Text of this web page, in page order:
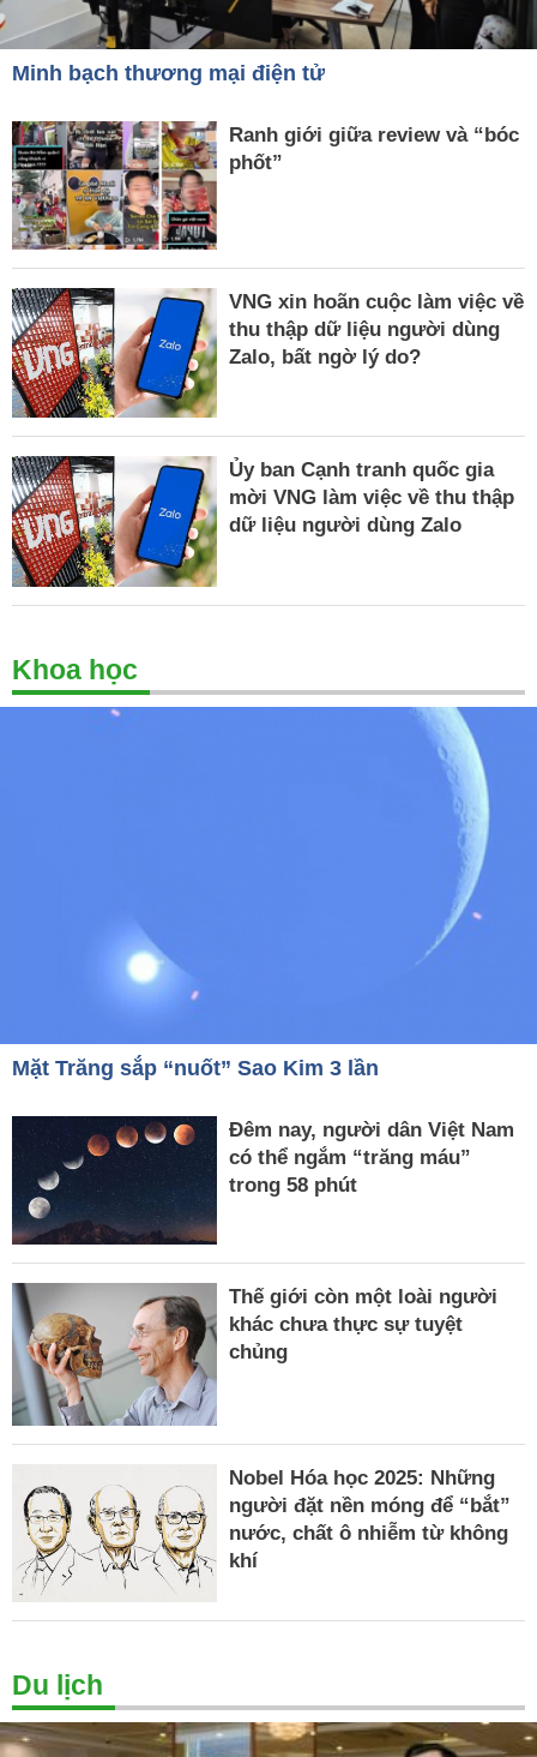
Minh bạch thương mại điện tử
Ranh giới giữa review và “bóc
phốt”
VNG xin hoãn cuộc làm việc về
thu thập dữ liệu người dùng
Zalo, bất ngờ lý do?
Ủy ban Cạnh tranh quốc gia
mời VNG làm việc về thu thập
dữ liệu người dùng Zalo
Khoa học
Mặt Trăng sắp “nuốt” Sao Kim 3 lần
Đêm nay, người dân Việt Nam
có thể ngắm “trăng máu”
trong 58 phút
Thế giới còn một loài người
khác chưa thực sự tuyệt
chủng
Nobel Hóa học 2025: Những
người đặt nền móng để “bắt”
nước, chất ô nhiễm từ không
khí
Du lịch